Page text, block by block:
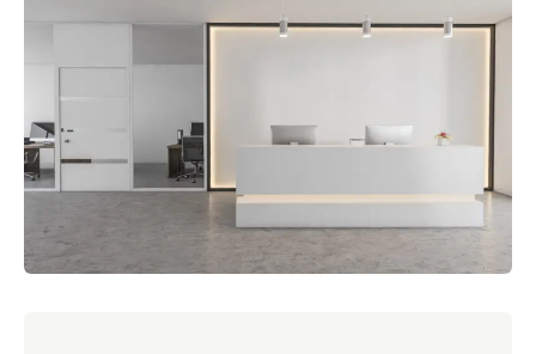
#こだわりオフィス #コスト #コミュニケーション
#フリーアドレス #ブランディング